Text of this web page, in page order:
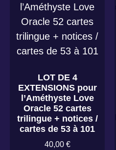
LOT DE 4
EXTENSIONS pour
l’Améthyste Love
Oracle 52 cartes
trilingue + notices /
cartes de 53 à 101
40,00 €